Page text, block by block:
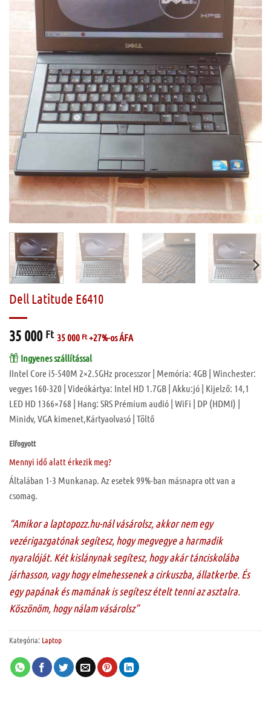
Dell Latitude E6410
35 000 Ft 35 000 Ft+27%-os ÁFA
Ingyenes szállítással
IIntel Core i5-540M 2×2.5GHz processzor | Memória: 4GB | Winchester:
vegyes 160-320 | Videókártya: Intel HD 1.7GB | Akku:jó | Kijelző: 14,1
LED HD 1366×768 | Hang: SRS Prémium audió | WiFi | DP (HDMI) |
Minidv, VGA kimenet,Kártyaolvasó | Töltő
Elfogyott
Mennyi idő alatt érkezik meg?
Általában 1-3 Munkanap. Az esetek 99%-ban másnapra ott van a
csomag.
“Amikor a laptopozz.hu-nál vásárolsz, akkor nem egy
vezérigazgatónak segítesz, hogy megvegye a harmadik
nyaralóját. Két kislánynak segítesz, hogy akár tánciskolába
járhasson, vagy hogy elmehessenek a cirkuszba, állatkerbe. És
egy papának és mamának is segítesz ételt tenni az asztalra.
Köszönöm, hogy nálam vásárolsz”
Kategória: Laptop